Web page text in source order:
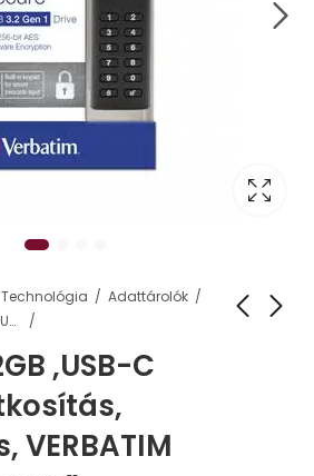
Technológia
Adattárolók
32 GB-os USB pendrive-ok
,USB-C
VERBATIM